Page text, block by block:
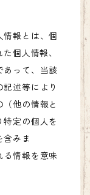
報とは、個
個人情報、
あって、当該
述等により
他の情報と
定の個人を
含みま
る情報を意味